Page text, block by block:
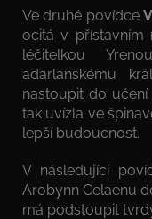
Ve druhé povídce
ocitá v přístavním
léčitelkou
adarlanskému
nastoupit do
tak uvízla ve
lepší budoucnost.
V následující
Arobynn Celaenu
má podstoupit